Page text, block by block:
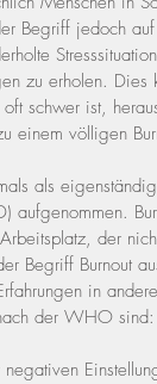
Begriff jedoch
zu erholen. Dies
schwer ist,
einem völligen
als
aufgenommen.
der
Begriff Burnout
in
der WHO sind: